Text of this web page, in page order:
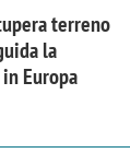
terreno
la
Europa